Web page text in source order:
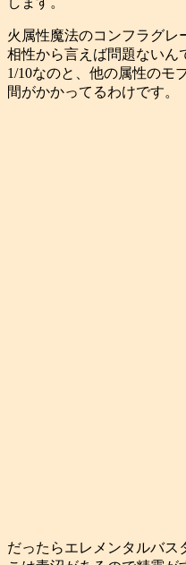
火属性魔法のコンフラグレ
相性から言えば問題ないん
1/10なのと、他の属性のモ
間がかかってるわけです。
だったらエレメンタルバ